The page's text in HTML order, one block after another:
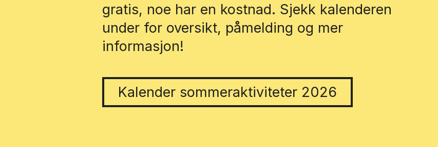
gratis, noe har en kostnad. Sjekk kalenderen
under for oversikt, påmelding og mer
informasjon!
Kalender sommeraktiviteter 2026